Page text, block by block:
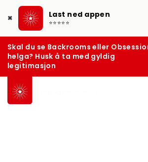
✖ Last ned appen
⭐⭐⭐⭐⭐
Skal du se Backrooms eller
helga? Husk å ta med gyldig
legitimasjon